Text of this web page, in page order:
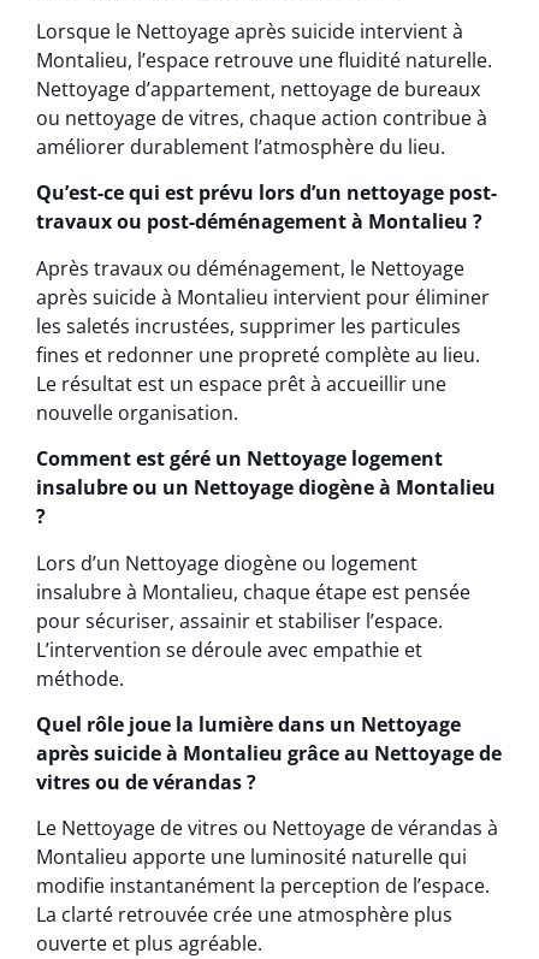
Lorsque le Nettoyage après suicide intervient à
Montalieu, l’espace retrouve une fluidité naturelle.
Nettoyage d’appartement, nettoyage de bureaux
ou nettoyage de vitres, chaque action contribue à
améliorer durablement l’atmosphère du lieu.
Qu’est-ce qui est prévu lors d’un nettoyage post-
travaux ou post-déménagement à Montalieu ?
Après travaux ou déménagement, le Nettoyage
après suicide à Montalieu intervient pour éliminer
les saletés incrustées, supprimer les particules
fines et redonner une propreté complète au lieu.
Le résultat est un espace prêt à accueillir une
nouvelle organisation.
Comment est géré un Nettoyage logement
insalubre ou un Nettoyage diogène à Montalieu
?
Lors d’un Nettoyage diogène ou logement
insalubre à Montalieu, chaque étape est pensée
pour sécuriser, assainir et stabiliser l’espace.
L’intervention se déroule avec empathie et
méthode.
Quel rôle joue la lumière dans un Nettoyage
après suicide à Montalieu grâce au Nettoyage de
vitres ou de vérandas ?
Le Nettoyage de vitres ou Nettoyage de vérandas à
Montalieu apporte une luminosité naturelle qui
modifie instantanément la perception de l’espace.
La clarté retrouvée crée une atmosphère plus
ouverte et plus agréable.